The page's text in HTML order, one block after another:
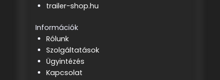
trailer-shop.hu
Információk
Rólunk
Szolgáltatások
Ügyintézés
Kapcsolat